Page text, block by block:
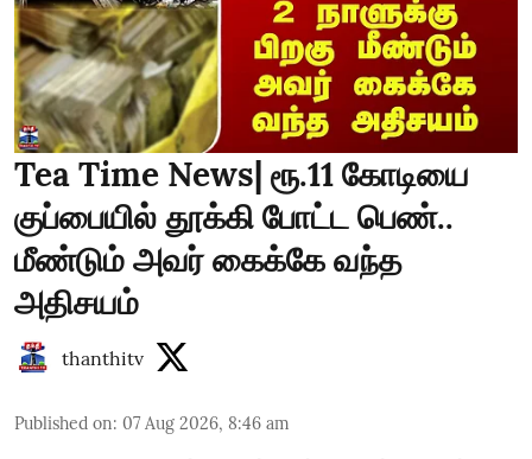
Tea Time News| ரூ.11 கோடியை
குப்பையில் தூக்கி போட்ட பெண்..
மீண்டும் அவர் கைக்கே வந்த
அதிசயம்
thanthitv
Published on: 07 Aug 2026, 8:46 am